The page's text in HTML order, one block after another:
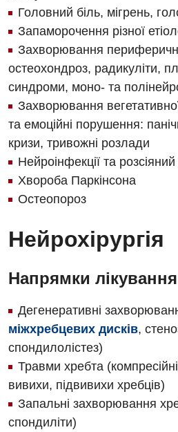
Дитяча кардіоревматологія
Дитяча неврологія
Дитяча ортопедія і
Дитяча оториноларингологія
Дитяча офтальмологія
Дитяча урологія
Головний біль, мігрень,
Запаморочення різної
Захворювання
остеохондроз, радикуліти,
синдроми, моно- та
Захворювання
та емоційні порушення:
кризи, тривожні розлади
Нейроінфекції та
Хвороба Паркінсона
Остеопороз
Нейрохірургія
Напрямки
Дегенеративні
міжхребцевих дисків,
спондилолістез)
Травми хребта
вивихи, підвивихи хребців)
Запальні захворювання
спондиліти)